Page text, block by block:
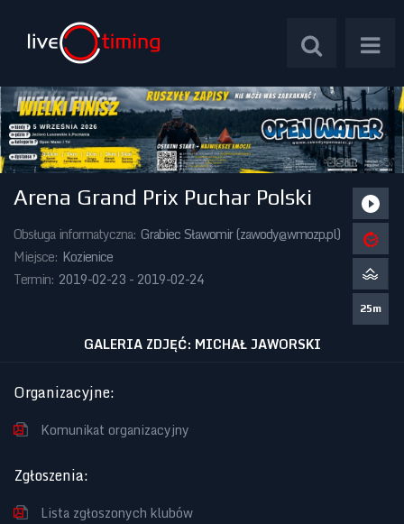
Zawody Międzynarodowe
Zawody Centralne
Zawody Okręgowe
Kalendarz Imprez
Arena Grand Prix Puchar Polski
Obsługa informatyczna: Grabiec Sławomir (zawody@wmozp.pl)
Miejsce: Kozienice
Termin: 2019-02-23 - 2019-02-24
25m
GALERIA ZDJĘĆ: MICHAŁ JAWORSKI
Organizacyjne:
Komunikat organizacyjny
Zgłoszenia:
Lista zgłoszonych klubów